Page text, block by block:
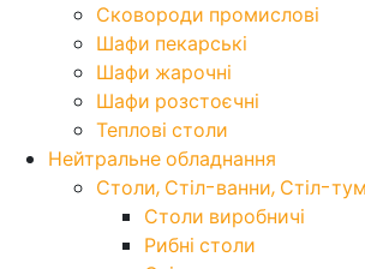
Сковороди промислові
Шафи пекарські
Шафи жарочні
Шафи розстоєчні
Теплові столи
Нейтральне обладнання
Столи, Стіл-ванни, Стіл-
Столи виробничі
Рибні столи